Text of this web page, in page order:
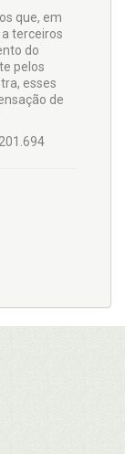
que, em
terceiros
do
pelos
esses
de